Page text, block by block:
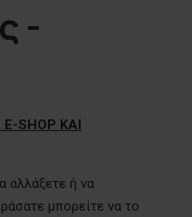
-
SHOP ΚΑΙ
αλλάξετε ή να
μπορείτε να το